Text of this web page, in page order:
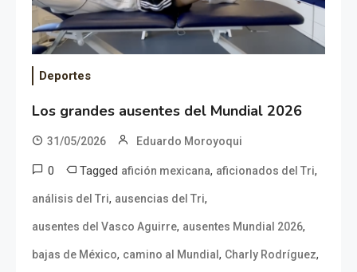
Deportes
Los grandes ausentes del Mundial 2026
31/05/2026 Eduardo Moroyoqui
0 Tagged afición mexicana, aficionados del Tri,
análisis del Tri, ausencias del Tri,
ausentes del Vasco Aguirre, ausentes Mundial 2026,
bajas de México, camino al Mundial , Charly Rodríguez,